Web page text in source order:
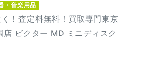
・音楽用品
！査定料無料！買取専門東京
店 ビクター MD ミニディスク